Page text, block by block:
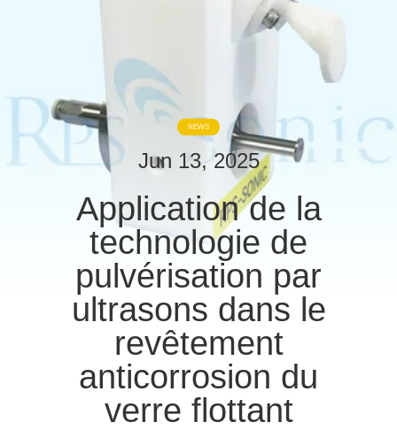
VISITE
D'USINE
QUALITÉ
CONTACTEZ-
NOUVELLES
NEWS
Jun 13, 2025
Application de la
technologie de
pulvérisation par
ultrasons dans le
revêtement
anticorrosion du
verre flottant